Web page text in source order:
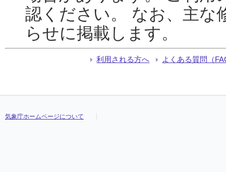
認ください。 なお、主な
らせに掲載します。
利用される方へ よくある質問（
気象庁ホームページについて